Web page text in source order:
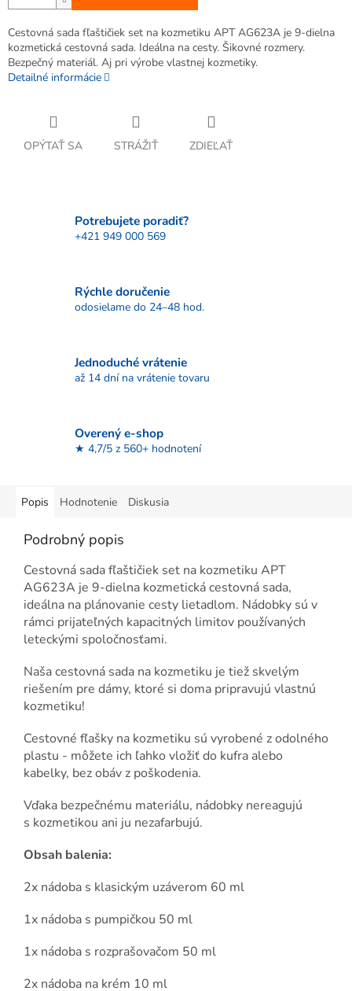
Cestovná sada fľaštičiek set na kozmetiku APT AG623A je 9-dielna
kozmetická cestovná sada. Ideálna na cesty. Šikovné rozmery.
Bezpečný materiál. Aj pri výrobe vlastnej kozmetiky.
Detailné informácie
OPÝTAŤ SA STRÁŽIŤ ZDIEĽAŤ
Potrebujete poradiť?
+421 949 000 569
Rýchle doručenie
odosielame do 24–48 hod.
Jednoduché vrátenie
až 14 dní na vrátenie tovaru
Overený e-shop
★ 4,7/5 z 560+ hodnotení
Popis Hodnotenie Diskusia
Podrobný popis
Cestovná sada fľaštičiek set na kozmetiku APT
AG623A je 9-dielna kozmetická cestovná sada,
ideálna na plánovanie cesty lietadlom. Nádobky sú v
rámci prijateľných kapacitných limitov používaných
leteckými spoločnosťami.
Naša cestovná sada na kozmetiku je tiež skvelým
riešením pre dámy, ktoré si doma pripravujú vlastnú
kozmetiku!
Cestovné fľašky na kozmetiku sú vyrobené z odolného
plastu - môžete ich ľahko vložiť do kufra alebo
kabelky, bez obáv z poškodenia.
Vďaka bezpečnému materiálu, nádobky nereagujú
s kozmetikou ani ju nezafarbujú.
Obsah balenia:
2x nádoba s klasickým uzáverom 60 ml
1x nádoba s pumpičkou 50 ml
1x nádoba s rozprašovačom 50 ml
2x nádoba na krém 10 ml